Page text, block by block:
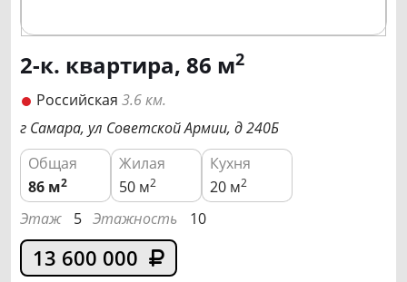
2-к. квартира, 86 м2
Российская 3.6 км.
г Самара, ул Советской Армии, д 240Б
Общая
Жилая
Кухня
86 м2 50 м2 20 м2
Этаж 5 Этажность 10
13 600 000